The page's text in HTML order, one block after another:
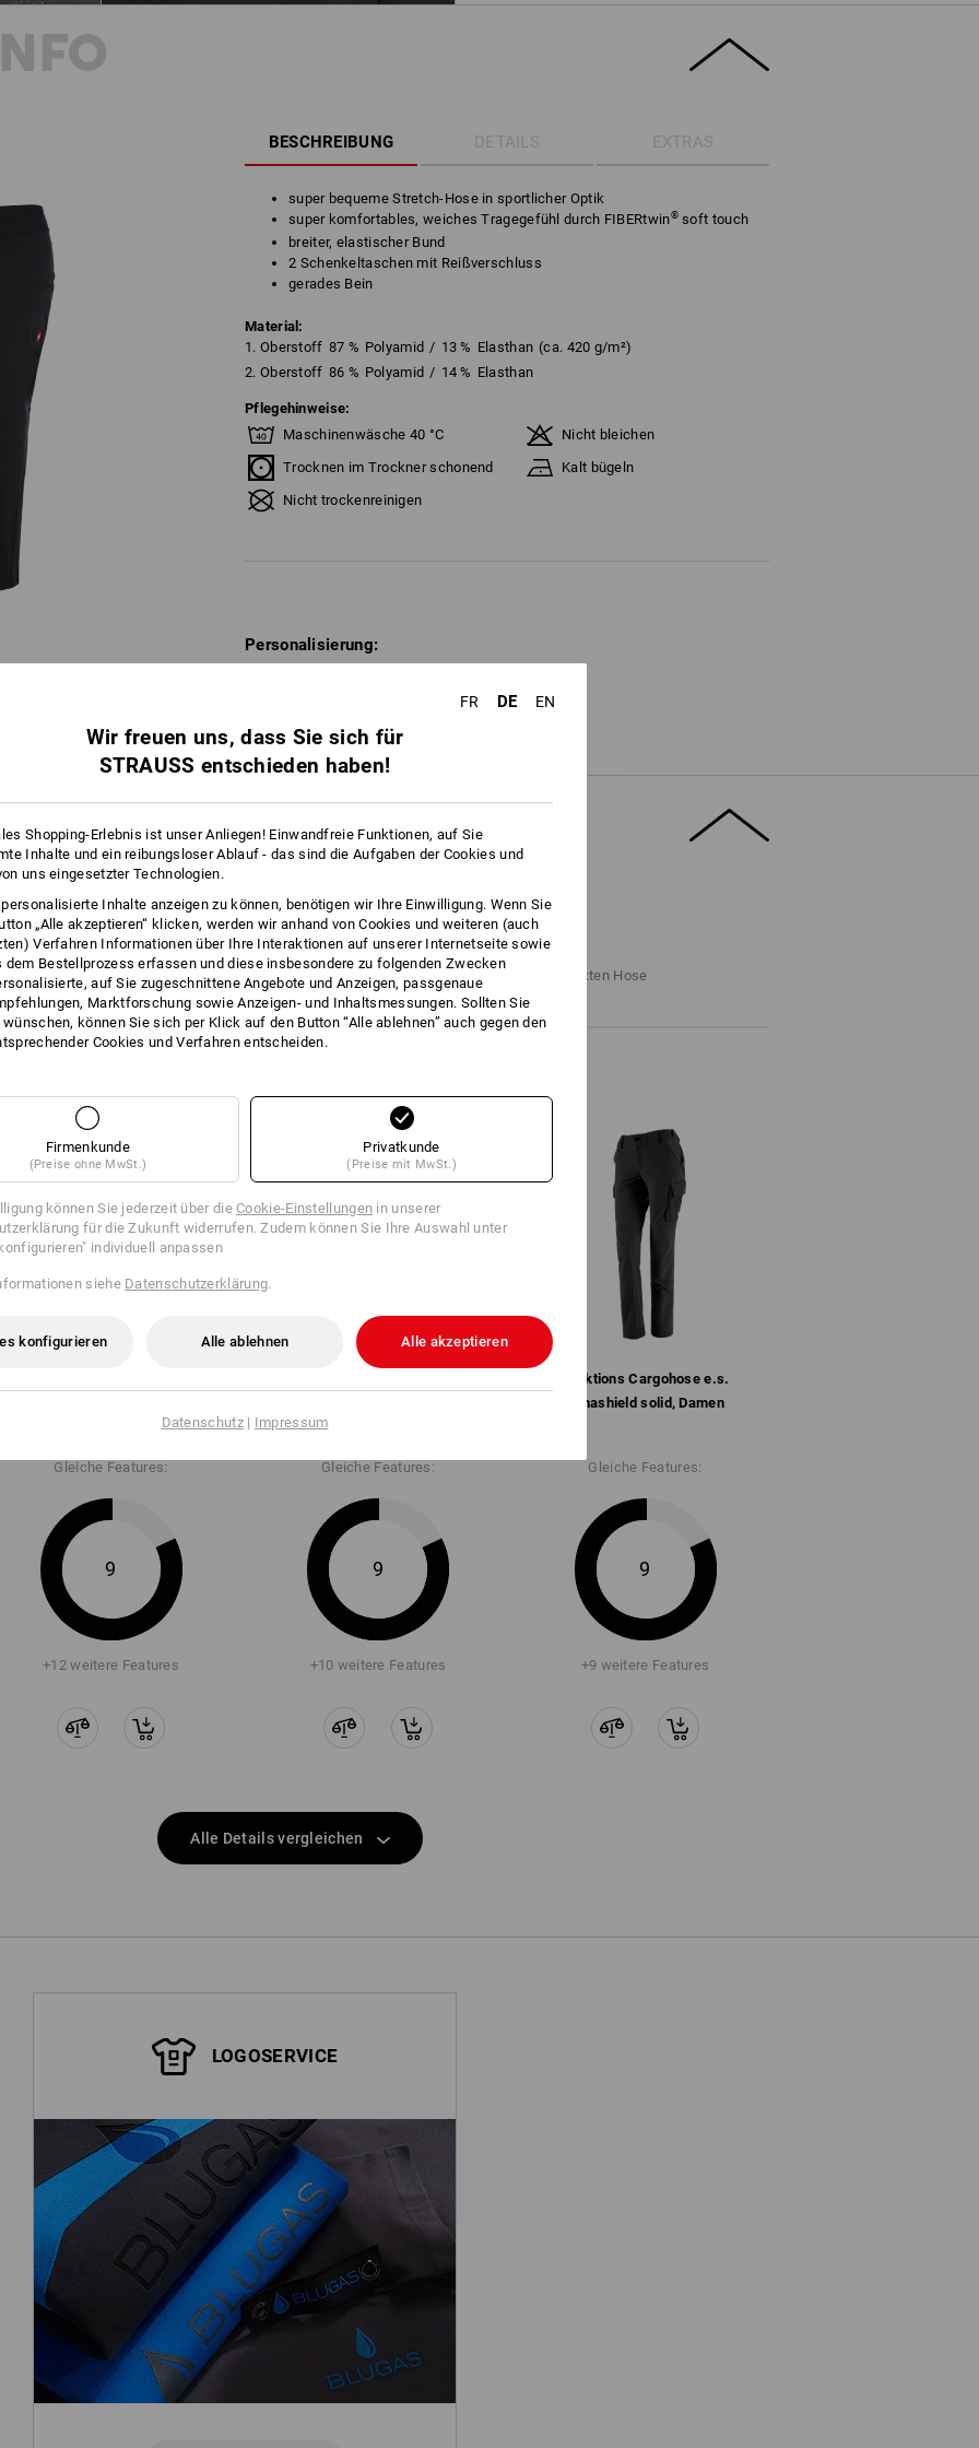
BESCHREIBUNG DETAILS EXTRAS
super bequeme Stretch-Hose in sportlicher Optik
super komfortables, weiches Tragegefühl durch FIBERtwin®soft touch
breiter, elastischer Bund
2 Schenkeltaschen mit Reißverschluss
gerades Bein
Material:
1. Oberstoff 87 % Polyamid / 13 % Elasthan (ca. 420 g/m²)
2. Oberstoff 86 % Polyamid / 14 % Elasthan
Pflegehinweise:
Maschinenwäsche 40 °C
Nicht bleichen
Trocknen im Trockner schonend
Kalt bügeln
Nicht trockenreinigen
Personalisierung:
FINDEN
den aktuellen Artikel mit den
HOSENFINDER
In 3 Schritten zur perfekten Hose
Funktions­ Cargohose e.s.​
dynashield solid, Damen
Gleiche Features:
9
+12 weitere Features
Gleiche Features:
9
+10 weitere Features
Gleiche Features:
9
+9 weitere Features
Alle Details vergleichen
LOGOSERVICE
FR DE EN
Wir freuen uns, dass Sie sich für
STRAUSS entschieden haben!
Shopping-Erlebnis ist unser Anliegen! Einwandfreie Funktionen, auf Sie
Inhalte und ein reibungsloser Ablauf - das sind die Aufgaben der Cookies und
uns eingesetzter Technologien.
Inhalte anzeigen zu können, benötigen wir Ihre Einwilligung. Wenn Sie
„Alle akzeptieren“ klicken, werden wir anhand von Cookies und weiteren (auch
Verfahren Informationen über Ihre Interaktionen auf unserer Internetseite sowie
dem Bestellprozess erfassen und diese insbesondere zu folgenden Zwecken
auf Sie zugeschnittene Angebote und Anzeigen, passgenaue
Marktforschung sowie Anzeigen- und Inhaltsmessungen. Sollten Sie
können Sie sich per Klick auf den Button “Alle ablehnen” auch gegen den
Cookies und Verfahren entscheiden.
Firmenkunde
(Preise ohne MwSt.)
Privatkunde
(Preise mit MwSt.)
können Sie jederzeit über dieCookie-Einstellungen in unserer
für die Zukunft widerrufen. Zudem können Sie Ihre Auswahl unter
individuell anpassen
siehe Datenschutzerklärung.
konfigurieren Alle ablehnen Alle akzeptieren
Datenschutz| Impressum